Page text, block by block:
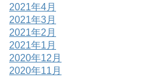
2021年4月
2021年3月
2021年2月
2021年1月
2020年12月
2020年11月